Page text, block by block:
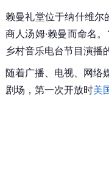
赖曼礼堂位于纳什维
商人汤姆·赖曼而命名
乡村音乐电台节目演播
随着广播、电视、网络
剧场，第一次开放时美